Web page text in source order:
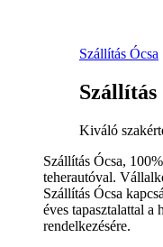
Szállítás Ócsa
Szállítás
Kiváló
Szállítás Ócsa,
teherautóval.
Szállítás Ócsa
éves tapasztalattal a
rendelkezésére.